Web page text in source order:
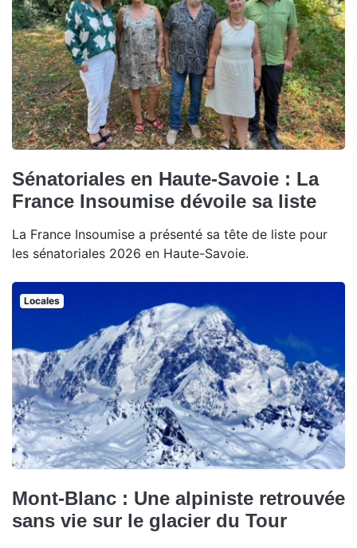
Sénatoriales en Haute-Savoie : La
France Insoumise dévoile sa liste
La France Insoumise a présenté sa tête de liste pour
les sénatoriales 2026 en Haute-Savoie.
Locales
Mont-Blanc : Une alpiniste retrouvée
sans vie sur le glacier du Tour